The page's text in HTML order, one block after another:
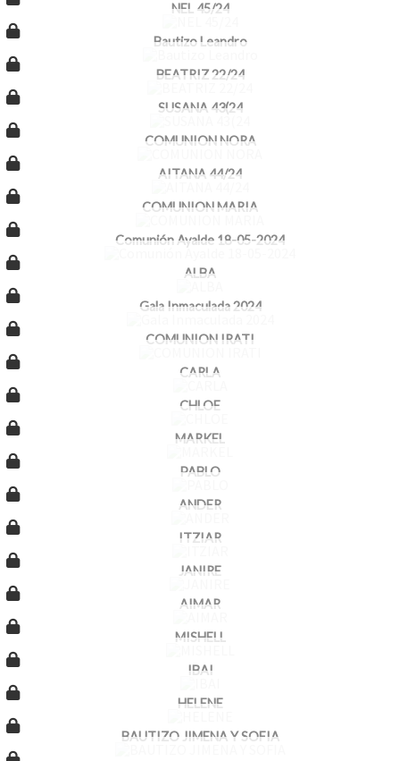
NEL 45/24
Bautizo Leandro
BEATRIZ 22/24
SUSANA 43(24
COMUNION NORA
AITANA 44/24
COMUNION MARIA
Comunión Ayalde 18-05-2024
ALBA
Gala Inmaculada 2024
COMUNION IRATI
CARLA
CHLOE
MARKEL
PABLO
ANDER
ITZIAR
JANIRE
AIMAR
MISHELL
IBAI
HELENE
BAUTIZO JIMENA Y SOFIA